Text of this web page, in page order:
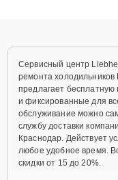
Сервисный центр
ремонта
предлагает бесплатную
и фиксированные для
обслуживание можно
службу доставки
Краснодар. Действует
любое удобное время.
скидки от 15 до 20%.